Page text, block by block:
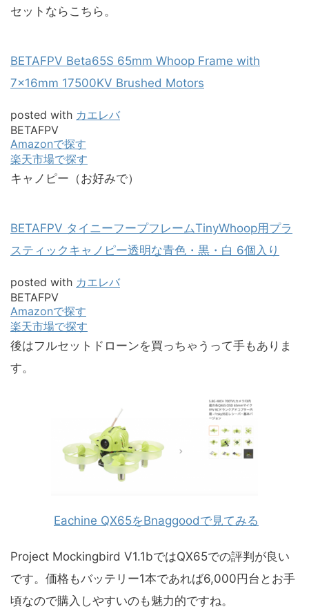
セットならこちら。
BETAFPV Beta65S 65mm Whoop Frame with
7x16mm 17500KV Brushed Motors
posted with カエレバ
BETAFPV
Amazonで探す
楽天市場で探す
キャノピー（お好みで）
BETAFPV タイニーフープフレームTinyWhoop用プラ
スティックキャノピー透明な青色・黒・白 6個入り
posted with カエレバ
BETAFPV
Amazonで探す
楽天市場で探す
後はフルセットドローンを買っちゃうって手もありま
す。
Eachine QX65をBnaggoodで見てみる
Project Mockingbird V1.1bではQX65での評判が良い
です。価格もバッテリー1本であれば6,000円台とお手
頃なので購入しやすいのも魅力的ですね。